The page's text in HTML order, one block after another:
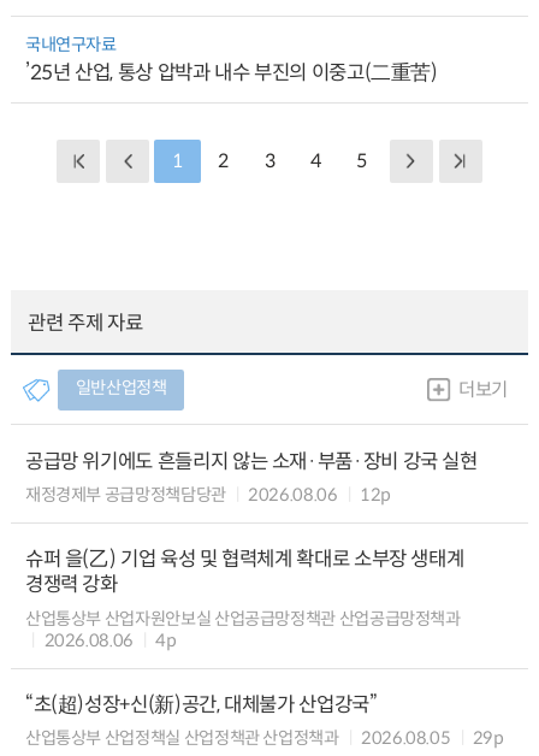
국내연구자료
’25년 산업, 통상 압박과 내수 부진의 이중고(二重苦)
1 2 3 4 5
관련 주제 자료
일반산업정책 더보기
공급망 위기에도 흔들리지 않는 소재·부품·장비 강국 실현
재정경제부 공급망정책담당관 2026.08.06 12p
슈퍼 을(乙) 기업 육성 및 협력체계 확대로 소부장 생태계
경쟁력 강화
산업통상부 산업자원안보실 산업공급망정책관 산업공급망정책과
2026.08.06
4p
“초(超)성장+신(新)공간, 대체불가 산업강국”
산업통상부 산업정책실 산업정책관 산업정책과 2026.08.05 29p